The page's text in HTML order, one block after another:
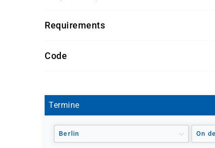
Requirements
Code
Termine
Berlin On